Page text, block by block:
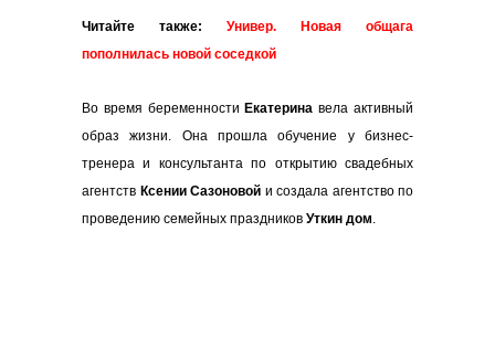
Читайте также:
Универ. Новая общага
пополнилась новой соседкой
Во время беременности Екатеринавела активный
образ жизни. Она прошла обучение у бизнес-
тренера и консультанта по открытию свадебных
агентств Ксении Сазоновой и создала агентство по
проведению семейных праздников Уткин дом.